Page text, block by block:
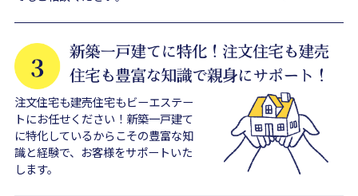
注文住宅も建売住宅もビーエステー
トにお任せください！新築一戸建て
に特化しているからこその豊富な知
識と経験で、お客様をサポートいた
します。